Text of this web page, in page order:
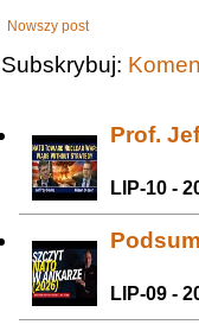
Nowszy post
Subskrybuj:
Prof.
LIP-10 -
LIP-09 -